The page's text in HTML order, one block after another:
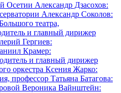
Осетии Александр Дзасохов:
Александр Соколов:
театра,
и главный дирижер
Гергиев:
Крамер:
и главный дирижер
оркестра Ксения Жарко:
профессор Татьяна Батагова:
Вероника Вайнштейн: